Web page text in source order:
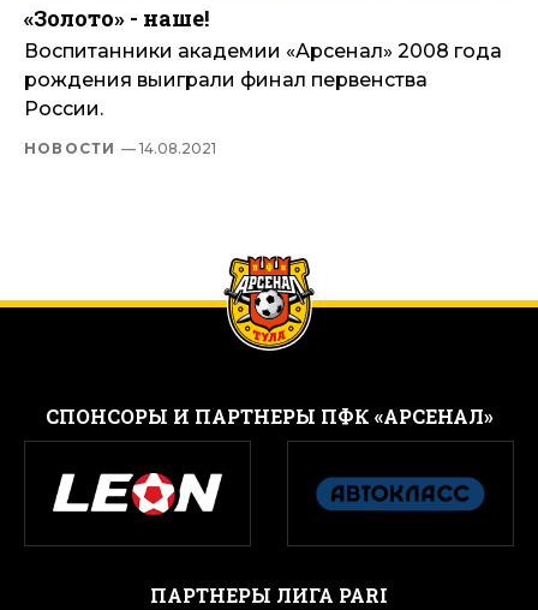
«Золото» - наше!
Воспитанники академии «Арсенал» 2008 года
рождения выиграли финал первенства
России.
НОВОСТИ — 14.08.2021
CПОНСОРЫ И ПАРТНЕРЫ ПФК «АРСЕНАЛ»
ПАРТНЕРЫ ЛИГА PARI